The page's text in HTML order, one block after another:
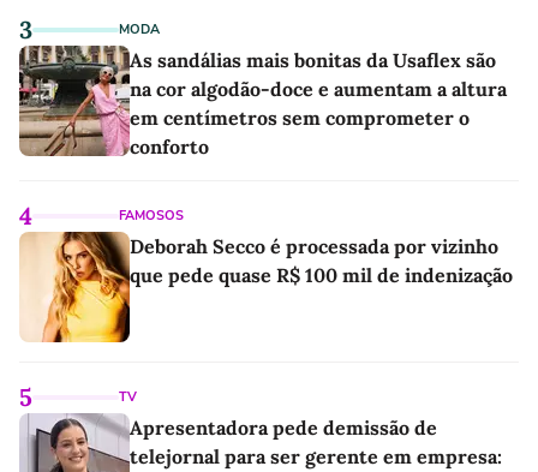
3 MODA
As sandálias mais bonitas da Usaflex são
na cor algodão-doce e aumentam a altura
em centímetros sem comprometer o
conforto
4 FAMOSOS
Deborah Secco é processada por vizinho
que pede quase R$ 100 mil de indenização
5 TV
Apresentadora pede demissão de
telejornal para ser gerente em empresa: